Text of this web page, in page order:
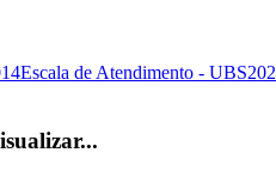
Escala de Atendimento - UBS